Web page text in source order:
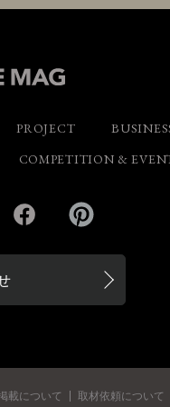
PROJECT
COMPETITION &
Facebook
載について 取材依頼について